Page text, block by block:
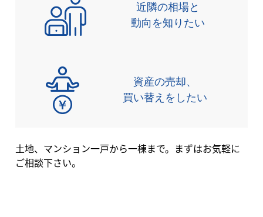
近隣の相場と
動向を知りたい
資産の売却、
買い替えをしたい
土地、マンション一戸から一棟まで。まずはお気軽に
ご相談下さい。